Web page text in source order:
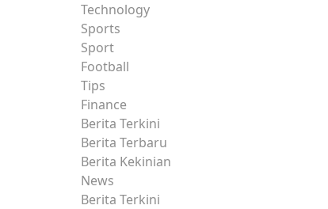
Technology
Sports
Sport
Football
Tips
Finance
Berita Terkini
Berita Terbaru
Berita Kekinian
News
Berita Terkini